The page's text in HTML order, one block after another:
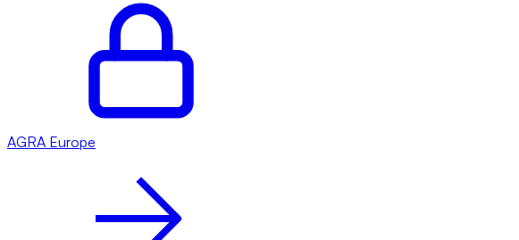
AGRA Europe